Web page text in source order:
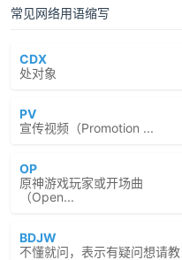
常见网络用语缩写
CDX
处对象
PV
宣传视频（Promotion ...
OP
原神游戏玩家或开场曲
（Open...
BDJW
不懂就问，表示有疑问想请教